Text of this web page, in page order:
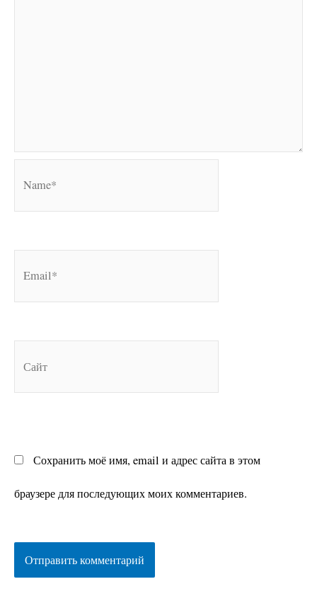
Сохранить моё имя, email и адрес сайта в этом
браузере для последующих моих комментариев.